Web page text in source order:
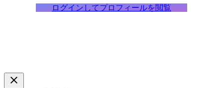
ログインしてプロフィールを閲覧